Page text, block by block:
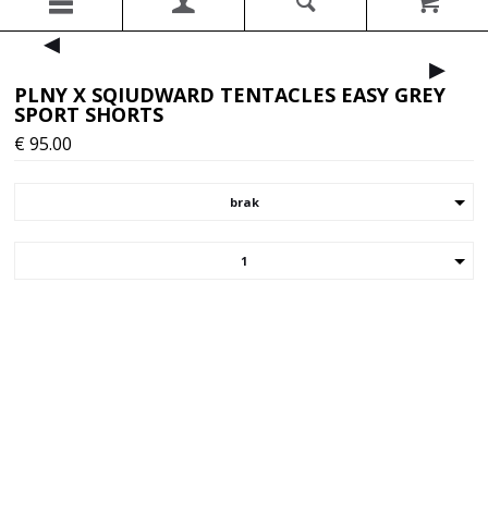
▸ ▸
PLNY X SQIUDWARD TENTACLES EASY GREY
SPORT SHORTS
€95.00
brak
1